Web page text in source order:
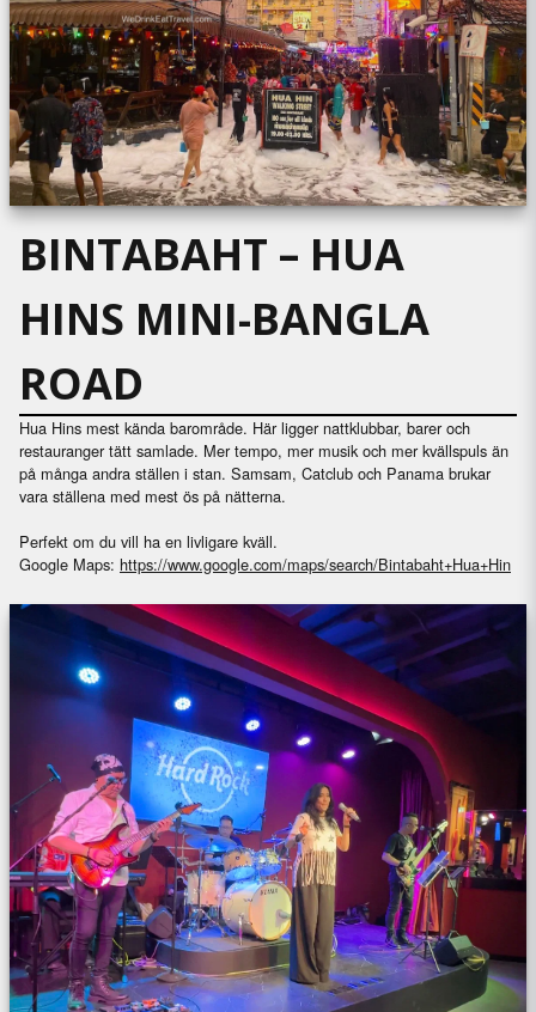
BINTABAHT – HUA
HINS MINI-BANGLA
ROAD
Hua Hins mest kända barområde. Här ligger nattklubbar, barer och
restauranger tätt samlade. Mer tempo, mer musik och mer kvällspuls än
på många andra ställen i stan. Samsam, Catclub och Panama brukar
vara ställena med mest ös på nätterna.
Perfekt om du vill ha en livligare kväll.
Google Maps: https://www.google.com/maps/search/Bintabaht+Hua+Hin